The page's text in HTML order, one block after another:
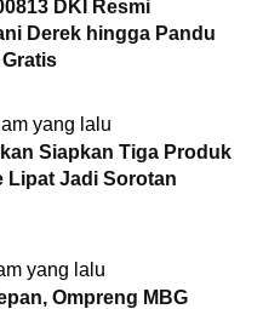
DKI Resmi
Derek hingga Pandu
yang lalu
Siapkan Tiga Produk
Lipat Jadi Sorotan
yang lalu
Ompreng MBG